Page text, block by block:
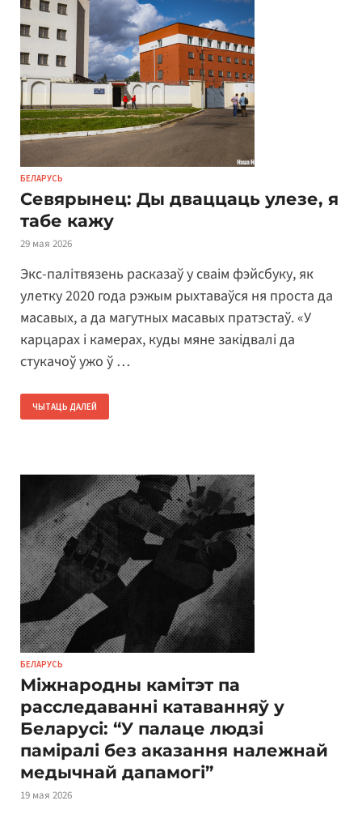
БЕЛАРУСЬ
Севярынец: Ды дваццаць улезе, я
табе кажу
29 мая 2026
Экс-палітвязень расказаў у сваім фэйсбуку, як
улетку 2020 года рэжым рыхтаваўся ня проста да
масавых, а да магутных масавых пратэстаў. «У
карцарах і камерах, куды мяне закідвалі да
стукачоў ужо ў …
ЧЫТАЦЬ ДАЛЕЙ
БЕЛАРУСЬ
Міжнародны камітэт па
расследаванні катаванняў у
Беларусі: “У палаце людзі
паміралі без аказання належнай
медычнай дапамогі”
19 мая 2026